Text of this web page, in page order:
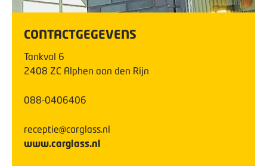
CONTACTGEGEVENS
Tankval 6
2408 ZC Alphen aan den Rijn
088-0406406
receptie@carglass.nl
www.carglass.nl